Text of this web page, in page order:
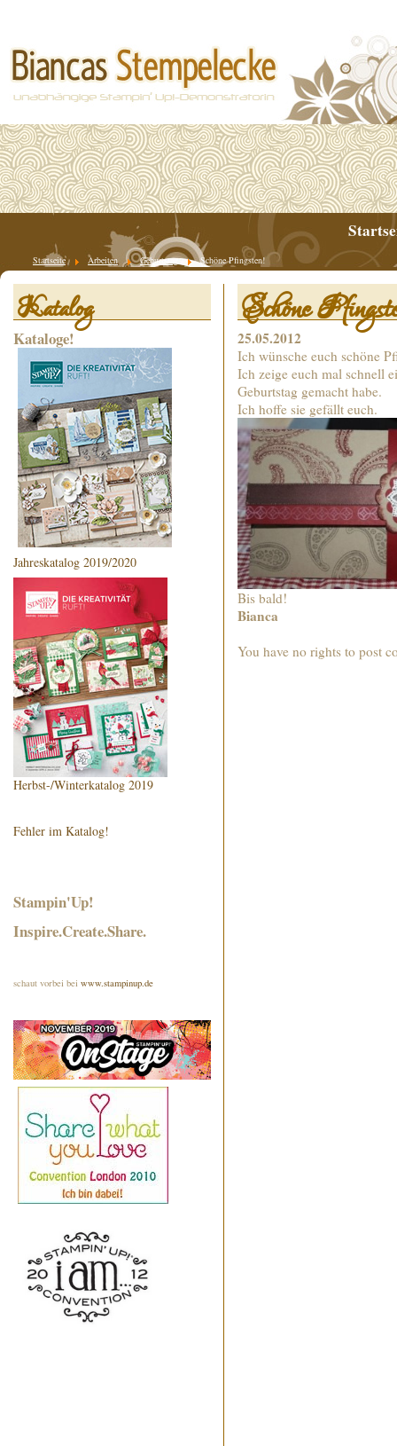
Startseite Arbeiten Geburtstag Schöne Pfingsten!
Katalog
Kataloge!
Jahreskatalog 2019/2020
Herbst-/Winterkatalog 2019
Fehler im Katalog!
Stampin'Up!
Inspire.Create.Share.
schaut vorbei bei www.stampinup.de
Schöne
25.05.2012
Ich wünsche euch schöne
Ich zeige euch mal schnell
Geburtstag gemacht habe.
Ich hoffe sie gefällt euch.
Bis bald!
Bianca
You have no rights to post